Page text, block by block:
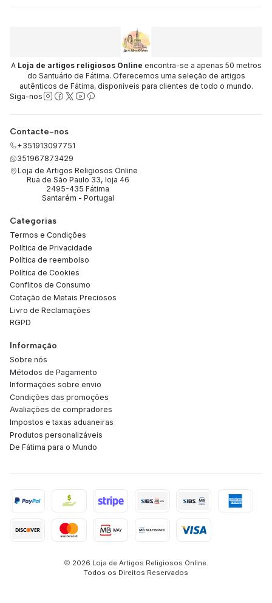
A Loja de artigos religiosos Online encontra-se a apenas 50 metros
do Santuário de Fátima. Oferecemos uma seleção de artigos
autênticos de Fátima, disponíveis para clientes de todo o mundo.
Siga-nos
Contacte-nos
+351913097751
351967873429
Loja de Artigos Religiosos Online
Rua de São Paulo 33, loja 46
2495-435 Fátima
Santarém - Portugal
Categorias
Termos e Condições
Política de Privacidade
Política de reembolso
Política de Cookies
Conflitos de Consumo
Cotação de Metais Preciosos
Livro de Reclamações
RGPD
Informação
Sobre nós
Métodos de Pagamento
Informações sobre envio
Condições das promoções
Avaliações de compradores
Impostos e taxas aduaneiras
Produtos personalizáveis
De Fátima para o Mundo
2026 Loja de Artigos Religiosos Online.
Todos os Direitos Reservados